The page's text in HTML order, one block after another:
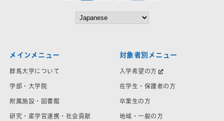
メインメニュー
群馬大学について
学部・大学院
附属施設・図書館
研究・産学官連携・社会貢献
対象者別メニュー
入学希望の方
在学生・保護者の方
卒業生の方
地域・一般の方